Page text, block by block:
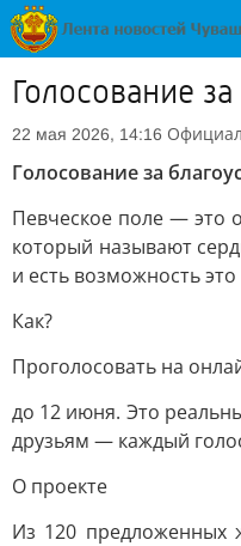
Голосование
22 мая 2026, 14:16
Голосование за
Певческое поле — это
который называют
и есть возможность
Как?
Проголосовать на
до 12 июня. Это
друзьям — каждый
О проекте
Из 120 предложенных